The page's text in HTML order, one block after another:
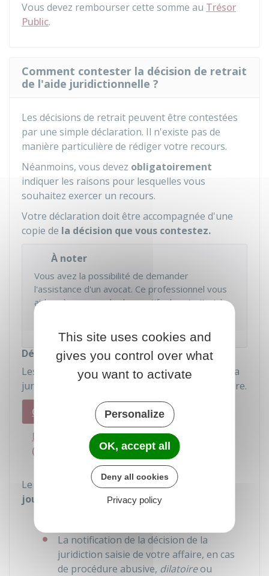
Vous devez rembourser cette somme au Trésor
Public.
Comment contester la décision de retrait
de l'aide juridictionnelle ?
Les décisions de retrait peuvent être contestées
par une simple déclaration. Il n'existe pas de
manière particulière de rédiger votre recours.
Néanmoins, vous devez obligatoirement
indiquer les raisons pour lesquelles vous
souhaitez exercer un recours.
Votre déclaration doit être accompagnée d'une
copie de la décision que vous contestez.
À noter
Vous avez la possibilité de demander
l'assistance d'un avocat. Ce professionnel vous
aidera à comprendre les motifs du retrait et à
Délais pour faire un recours
Les délais pour faire un recours dépendent de la
juridiction devant laquelle se déroule votre affaire.
Cas général
Devant la Cour nationale du droit d'asile
(CNDA)
Le délai pour introduire votre recours est de
jours
La notification de la décision de la
juridiction saisie de votre affaire, en cas
de procédure abusive, dilatoireou
This site uses cookies and
gives you control over what
you want to activate
Personalize
OK, accept all
Deny all cookies
Privacy policy